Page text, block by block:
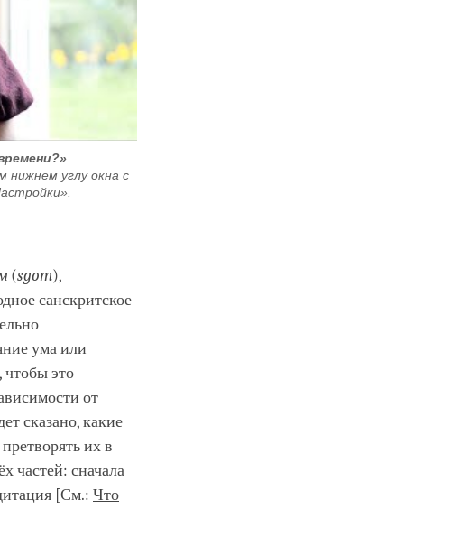
углу окна с
(sgom),
санскритское
ума или
чтобы это
от
сказано, какие
их в
частей: сначала
[См.: Что